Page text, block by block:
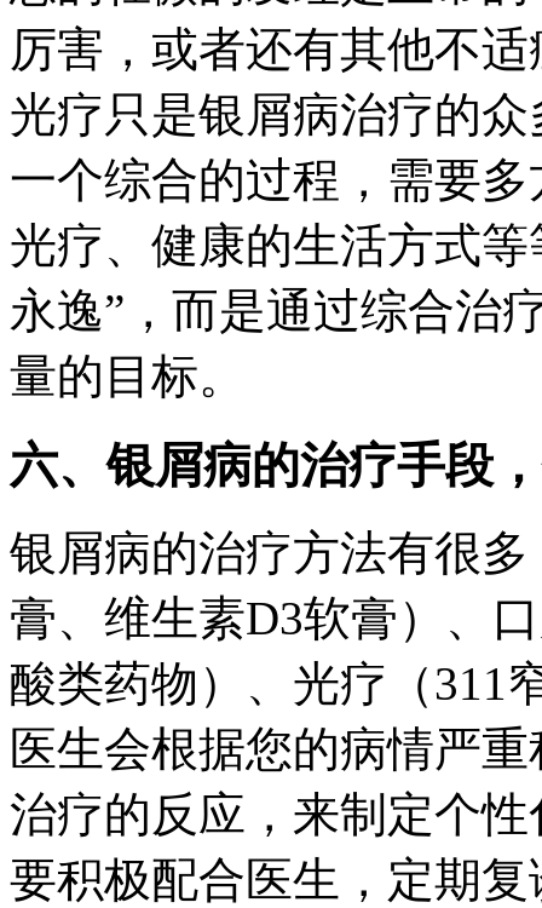
厉害，或者还有其他不
光疗只是银屑病治疗的
一个综合的过程，需要
光疗、健康的生活方式
永逸”，而是通过综合治
量的目标。
六、银屑病的治疗手段
银屑病的治疗方法有很
膏、维生素D3软膏）、
酸类药物）、光疗（311
医生会根据您的病情严
治疗的反应，来制定个
要积极配合医生，定期